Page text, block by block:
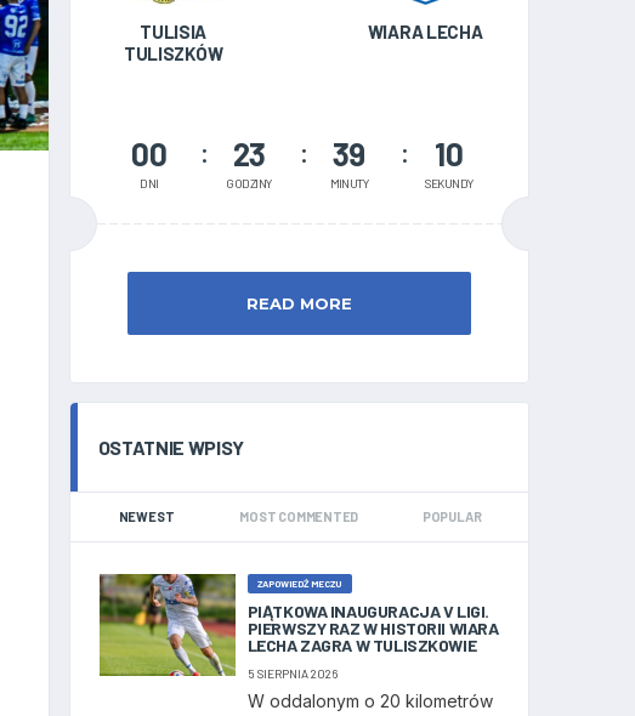
TULISIA
TULISZKÓW
WIARA LECHA
00
DNI
23
GODZINY
39
MINUTY
09
SEKUNDY
READ MORE
OSTATNIE WPISY
NEWEST MOST COMMENTED POPULAR
ZAPOWIEDŹ MECZU
PIĄTKOWA INAUGURACJA V LIGI.
PIERWSZY RAZ W HISTORII WIARA
LECHA ZAGRA W TULISZKOWIE
5 SIERPNIA 2026
W oddalonym o 20 kilometrów